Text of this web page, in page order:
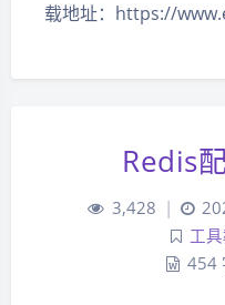
载地址：https://
Redis
3,428 |
工
454